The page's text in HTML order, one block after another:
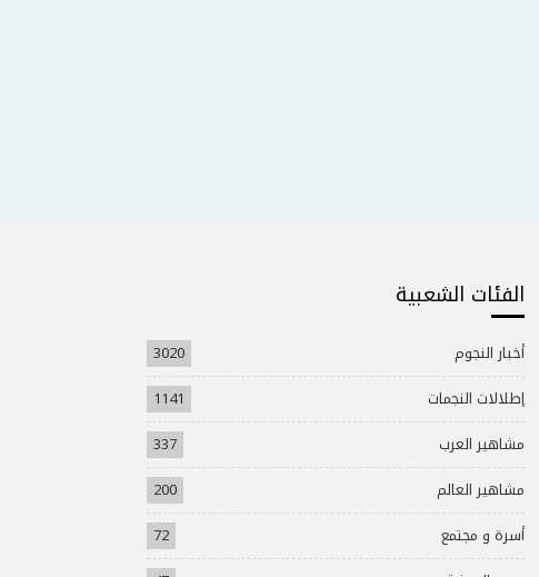
الفئات الشعبية
أخبار النجوم
3020
إطلالات النجمات
1141
مشاهير العرب
337
مشاهير العالم
200
أسرة و مجتمع
72